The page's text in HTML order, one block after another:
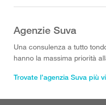
Agenzie Suva
Una consulenza a tutto
hanno la massima priorità
Trovate l’agenzia Suva più